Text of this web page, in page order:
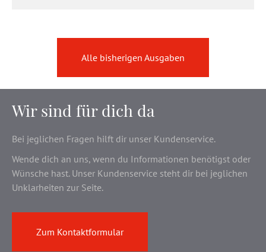
Alle bisherigen Ausgaben
Wir sind für dich da
Bei jeglichen Fragen hilft dir unser Kundenservice.
Wende dich an uns, wenn du Informationen benötigst oder
Wünsche hast. Unser Kundenservice steht dir bei jeglichen
Unklarheiten zur Seite.
Zum Kontaktformular